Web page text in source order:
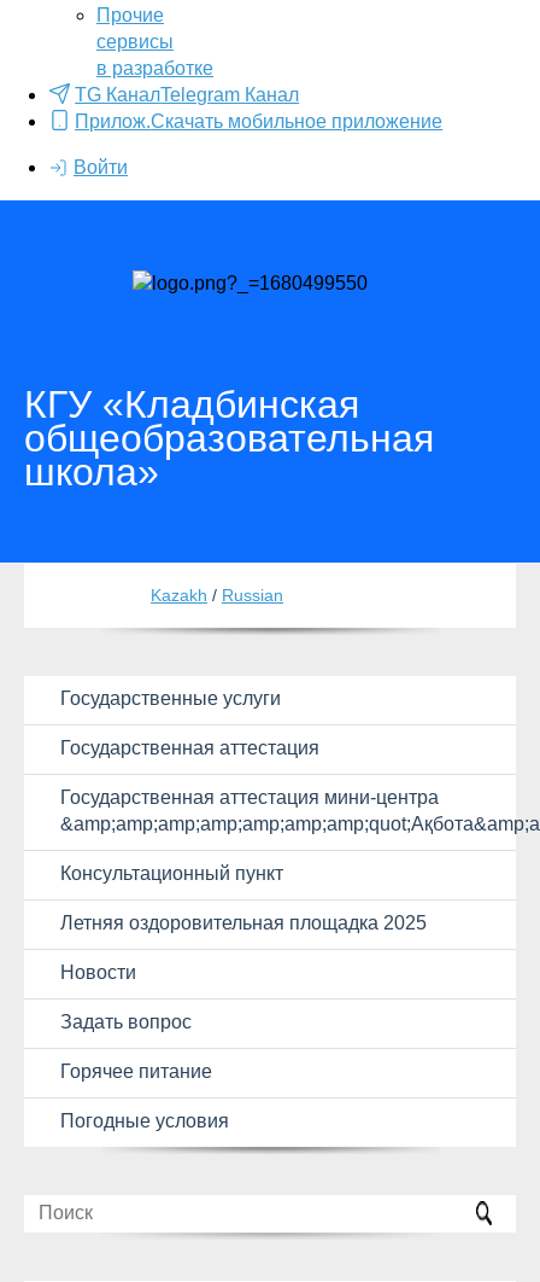
Прочие
сервисы
в разработке
TG КаналTelegram Канал
Прилож.Скачать мобильное приложение
Войти
КГУ «Кладбинская
общеобразовательная
школа»
Kazakh / Russian
Государственные услуги
Государственная аттестация
Государственная аттестация мини-центра
Консультационный пункт
Летняя оздоровительная площадка 2025
Новости
Задать вопрос
Горячее питание
Погодные условия